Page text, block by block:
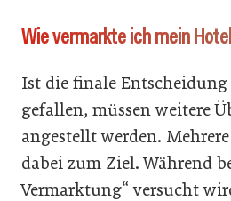
Wie vermarkte ich mein
Ist die finale
gefallen, müssen weitere
angestellt werden.
dabei zum Ziel. Während
Vermarktung“ versucht